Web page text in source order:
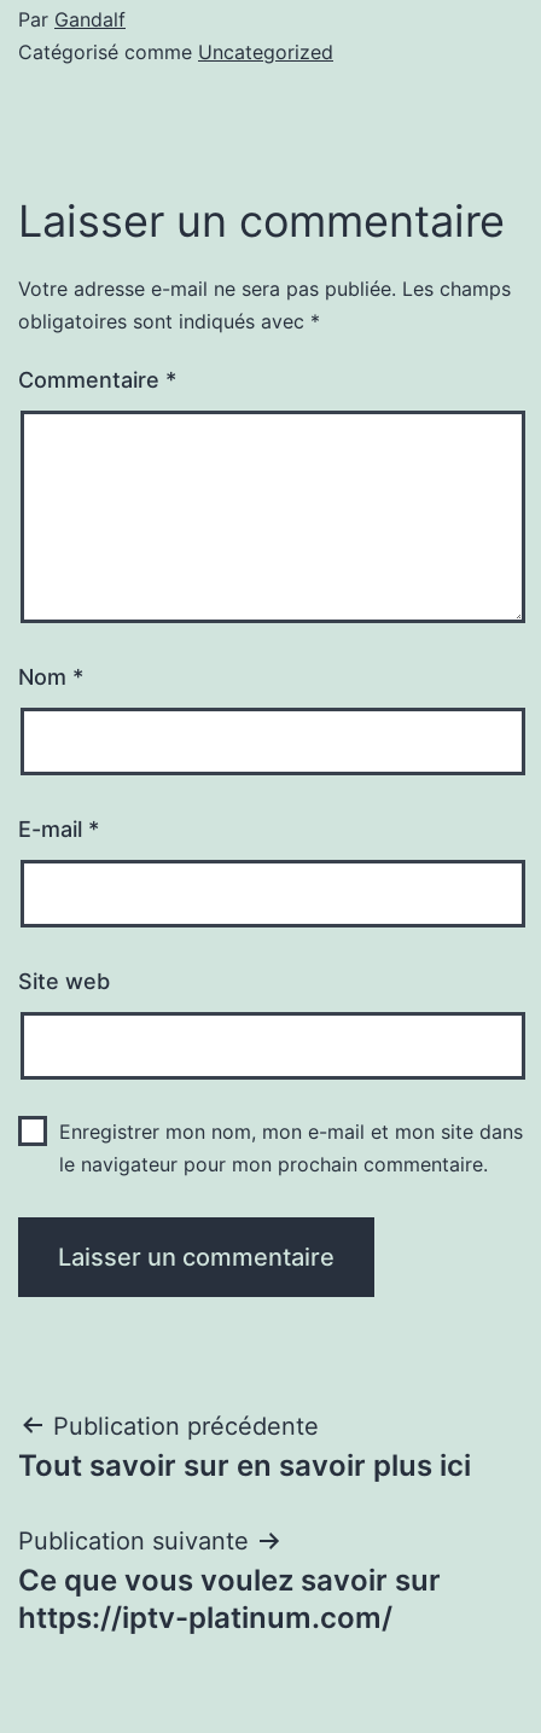
Par Gandalf
Catégorisé comme Uncategorized
Laisser un commentaire
Votre adresse e-mail ne sera pas publiée. Les champs
obligatoires sont indiqués avec *
Commentaire *
Nom *
E-mail *
Site web
Enregistrer mon nom, mon e-mail et mon site dans
le navigateur pour mon prochain commentaire.
Navigation
de
l’article
Publication précédente
Tout savoir sur en savoir plus ici
Publication suivante
Ce que vous voulez savoir sur
https://iptv-platinum.com/